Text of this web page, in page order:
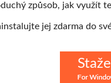
způsob, jak využít
jej zdarma do